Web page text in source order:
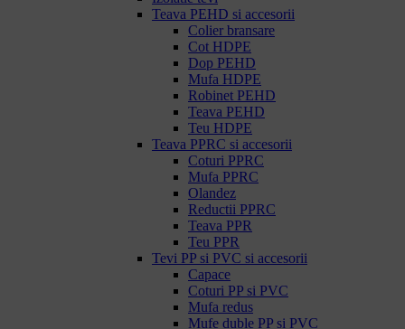
Teava PEHD si accesorii
Colier bransare
Cot HDPE
Dop PEHD
Mufa HDPE
Robinet PEHD
Teava PEHD
Teu HDPE
Teava PPRC si accesorii
Coturi PPRC
Mufa PPRC
Olandez
Reductii PPRC
Teava PPR
Teu PPR
Tevi PP si PVC si accesorii
Capace
Coturi PP si PVC
Mufa redus
Mufe duble PP si PVC